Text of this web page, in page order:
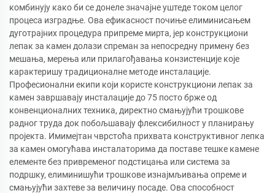
комбинују како би се донеле значајне уштеде током целог
процеса изградње. Ова ефикасност почиње елиминисањем
дуготрајних процедура припреме мирта, јер конструкциони
лепак за камен долази спреман за непосредну примену без
мешања, мерења или прилагођавања конзистенције које
карактеришу традиционалне методе инсталације.
Професионални екипи који користе конструкциони лепак за
камен завршавају инсталације до 75 посто брже од
конвенционалних техника, директно смањујући трошкове
радног труда док побољшавају флексибилност у планирању
пројекта. Имимејтан чврстоћа прихвата конструктивног лепка
за камен омогућава инсталаторима да поставе тешке камене
елементе без привременог подстицања или система за
подршку, елиминишући трошкове изнајмљивања опреме и
смањујући захтеве за величину посаде. Ова способност